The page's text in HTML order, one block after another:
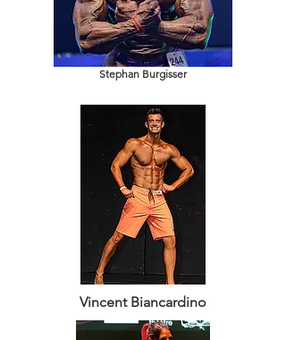
Stephan Burgisser
Vincent Biancardino